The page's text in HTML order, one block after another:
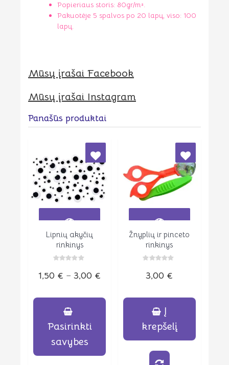
Popieriaus storis: 80gr/m².
Pakuotėje 5 spalvos po 20 lapų, viso: 100
lapų.
Mūsų įrašai Facebook
Mūsų įrašai Instagram
Panašūs produktai
Peržiūrėti
Lipnių akyčių
rinkinys
0
iš
1,50 € – 3,00 €
1,50 €
Pasirinkti
savybes
Peržiūrėti
Žnyplių ir pinceto
rinkinys
iš
3,00 €
Į
krepšelį